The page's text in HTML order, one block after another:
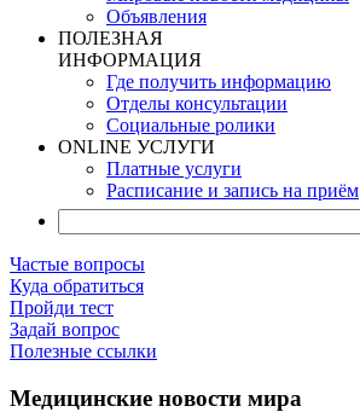
Объявления
ПОЛЕЗНАЯ
ИНФОРМАЦИЯ
Где получить информацию
Отделы консультации
Социальные ролики
ONLINE УСЛУГИ
Платные услуги
Расписание и запись на приём
Частые вопросы
Куда обратиться
Пройди тест
Задай вопрос
Полезные ссылки
Медицинские новости мира